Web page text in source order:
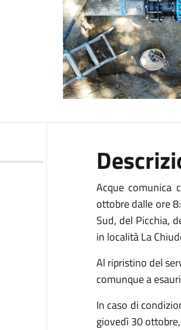
Acque comunica
ottobre dalle ore
Sud, del Picchia,
in località La
Al ripristino del
comunque a
In caso di
giovedì 30